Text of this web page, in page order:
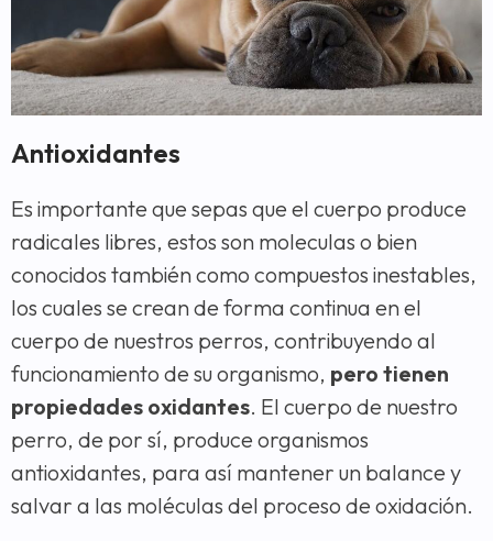
Antioxidantes
Es importante que sepas que el cuerpo produce
radicales libres, estos son moleculas o bien
conocidos también como compuestos inestables,
los cuales se crean de forma continua en el
cuerpo de nuestros perros, contribuyendo al
funcionamiento de su organismo, pero tienen
propiedades oxidantes. El cuerpo de nuestro
perro, de por sí, produce organismos
antioxidantes, para así mantener un balance y
salvar a las moléculas del proceso de oxidación.